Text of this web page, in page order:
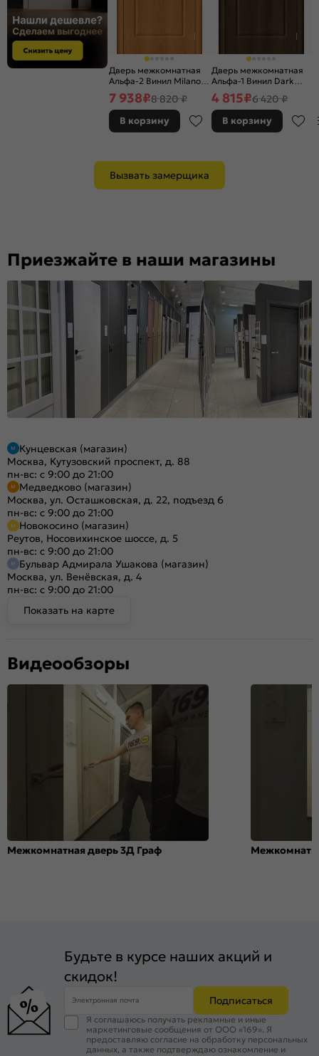
Дверь межкомнатная
Альфа-2 Винил Milano
Vero, остекленная,
white сrystal, каркасно-
щитовая
7 938₽8 820 ₽
В корзину
Дверь межкомнатная
Альфа-1 Винил Dark
Barnwood, глухая,
каркасно-щитовая
4 815₽6 420 ₽
В корзину
Вызвать замерщика
Приезжайте в наши магазины
Кунцевская (магазин)
Москва, Кутузовский проспект, д. 88
пн-вс: с 9:00 до 21:00
Медведково (магазин)
Москва, ул. Осташковская, д. 22, подъезд 6
пн-вс: с 9:00 до 21:00
Новокосино (магазин)
Реутов, Носовихинское шоссе, д. 5
пн-вс: с 9:00 до 21:00
Бульвар Адмирала Ушакова (магазин)
Москва, ул. Венёвская, д. 4
пн-вс: с 9:00 до 21:00
Показать на карте
Видеообзоры
Межкомнатная дверь 3Д Граф
Будьте в курсе наших акций и
скидок!
Электронная почта Подписаться
Я соглашаюсь получать рекламные и иные
маркетинговые сообщения от ООО «169». Я
предоставляю согласие на обработку персональных
данных, а также подтверждаю ознакомление и